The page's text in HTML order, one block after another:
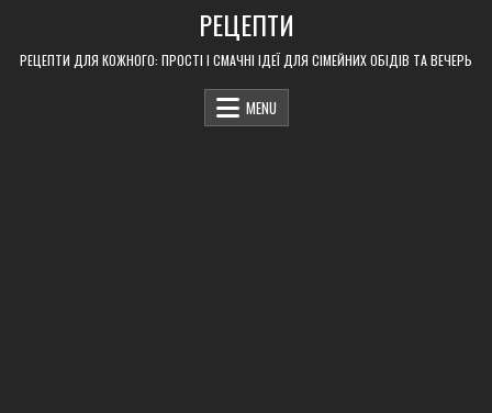
content
РЕЦЕПТИ
РЕЦЕПТИ ДЛЯ КОЖНОГО: ПРОСТІ І СМАЧНІ ІДЕЇ ДЛЯ СІМЕЙНИХ ОБІДІВ ТА ВЕЧЕРЬ
MENU